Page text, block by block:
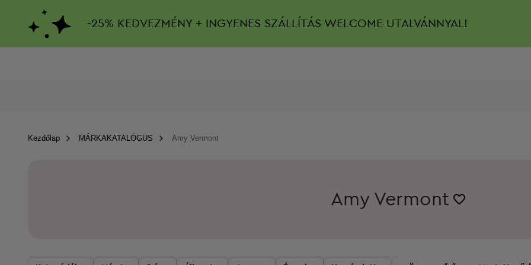
-25% KEDVEZMÉNY + INGYENES SZÁLLÍTÁS WELCOME UTALVÁNNYAL!
Kezdőlap MÁRKAKATALÓGUS Amy Vermont
Amy Vermont